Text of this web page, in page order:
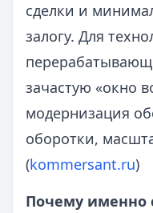
сделки и
залогу. Для
зачастую «окно
модернизация
оборотки,
(kommersant.ru)
Почему именно